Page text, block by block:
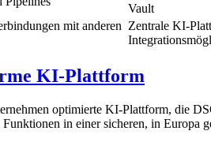
Vault
mit anderen Zentrale KI-
KI-Plattform
optimierte KI-Plattform, die
in einer sicheren, in Europa